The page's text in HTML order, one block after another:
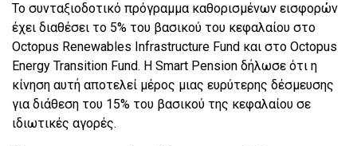
Το συνταξιοδοτικό πρόγραμμα καθορισμένων εισφορών
έχει διαθέσει το 5% του βασικού του κεφαλαίου στο
Octopus Renewables Infrastructure Fund και στο Octopus
Energy Transition Fund. Η Smart Pension δήλωσε ότι η
κίνηση αυτή αποτελεί μέρος μιας ευρύτερης δέσμευσης
για διάθεση του 15% του βασικού της κεφαλαίου σε
ιδιωτικές αγορές.